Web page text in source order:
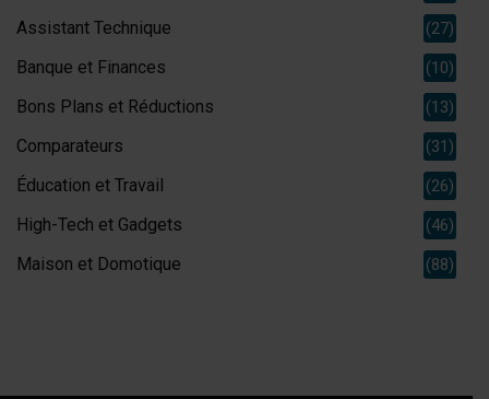
Assistant Technique (27)
Banque et Finances (10)
Bons Plans et Réductions (13)
Comparateurs (31)
Éducation et Travail (26)
High-Tech et Gadgets (46)
Maison et Domotique (88)